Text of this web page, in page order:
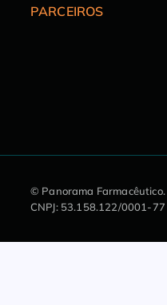
PARCEIROS
© Panorama Farmacêutico.
CNPJ: 53.158.122/0001-77